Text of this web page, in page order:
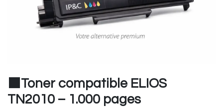
⬛Toner compatible ELIOS
TN2010 – 1.000 pages